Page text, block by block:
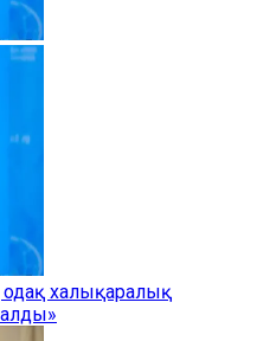
халықаралық